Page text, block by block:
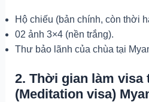
Hộ chiếu (bản chính, còn thời
02 ảnh 3×4 (nền trắng).
Thư bảo lãnh của chùa tại
2. Thời gian làm visa
(Meditation visa)